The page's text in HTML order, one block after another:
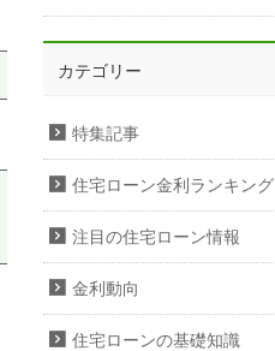
カテゴリー
特集記事
住宅ローン金利ランキング
注目の住宅ローン情報
金利動向
住宅ローンの基礎知識